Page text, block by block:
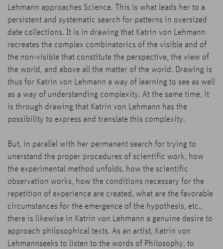
Lehmann approaches Science. This is what leads her to a
persistent and systematic search for patterns in oversized
date collections. It is in drawing that Katrin von Lehmann
recreates the complex combinatorics of the visible and of
the non-visible that constitute the perspective, the view of
the world, and above all the matter of the world. Drawing is
thus for Katrin von Lehmann a way of learning to see as well
as a way of understanding complexity. At the same time, it
is through drawing that Katrin von Lehmann has the
possibility to express and translate this complexity.
But, in parallel with her permanent search for trying to
unerstand the proper procedures of scientific work, how
the experimental method unfolds, how the scientific
observation works, how the conditions necessary for the
repetition of experience are created, what are the favorable
circumstances for the emergence of the hypothesis, etc.,
there is likewise in Katrin von Lehmann a genuine desire to
approach philosophical texts. As an artist, Katrin von
Lehmannseeks to listen to the words of Philosophy, to